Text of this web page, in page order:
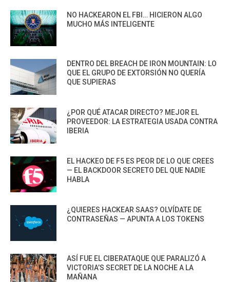
NO HACKEARON EL FBI… HICIERON ALGO
MUCHO MÁS INTELIGENTE
DENTRO DEL BREACH DE IRON MOUNTAIN: LO
QUE EL GRUPO DE EXTORSIÓN NO QUERÍA
QUE SUPIERAS
¿POR QUÉ ATACAR DIRECTO? MEJOR EL
PROVEEDOR: LA ESTRATEGIA USADA CONTRA
IBERIA
EL HACKEO DE F5 ES PEOR DE LO QUE CREES
— EL BACKDOOR SECRETO DEL QUE NADIE
HABLA
¿QUIERES HACKEAR SAAS? OLVÍDATE DE
CONTRASEÑAS — APUNTA A LOS TOKENS
ASÍ FUE EL CIBERATAQUE QUE PARALIZÓ A
VICTORIA’S SECRET DE LA NOCHE A LA
MAÑANA